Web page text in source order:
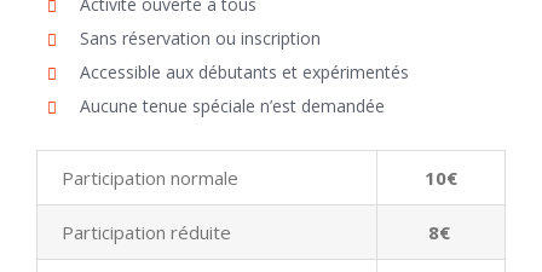
Sans réservation ou inscription
Accessible aux débutants et expérimentés
Aucune tenue spéciale n’est demandée
Participation normale 10€
Participation réduite 8€